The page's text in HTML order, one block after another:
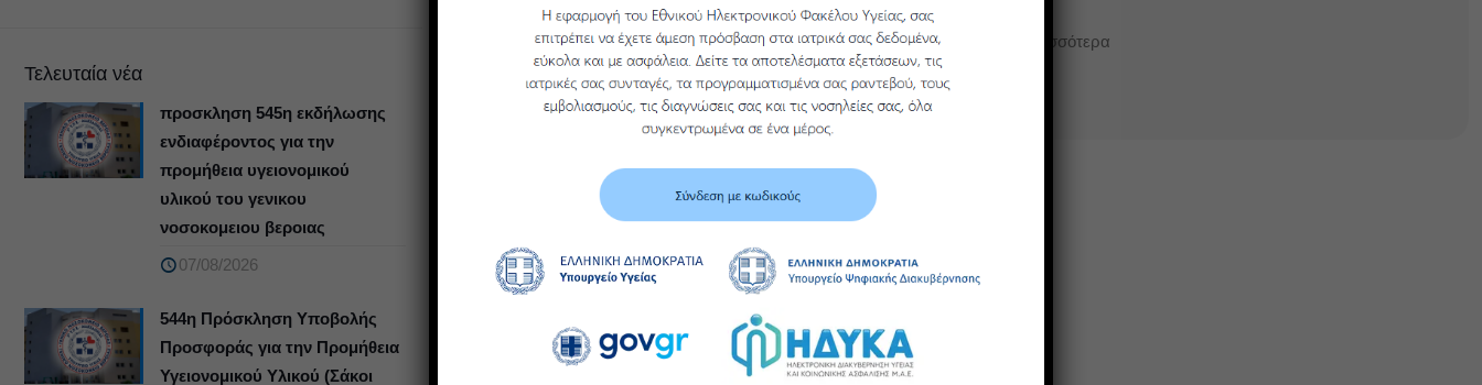
Περισσότερα
Τελευταία νέα
προσκληση 545η εκδήλωσης
ενδιαφέροντος για την
προμήθεια υγειονομικού
υλικού του γενικου
νοσοκομειου βεροιας
07/08/2026
544η Πρόσκληση Υποβολής
Προσφοράς για την Προμήθεια
Υγειονομικού Υλικού (Σάκοι